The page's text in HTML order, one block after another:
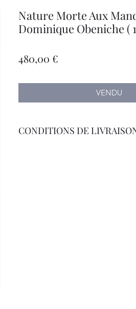
Nature Morte Aux
Dominique Obeniche (
480,00 €
VENDU
CONDITIONS DE